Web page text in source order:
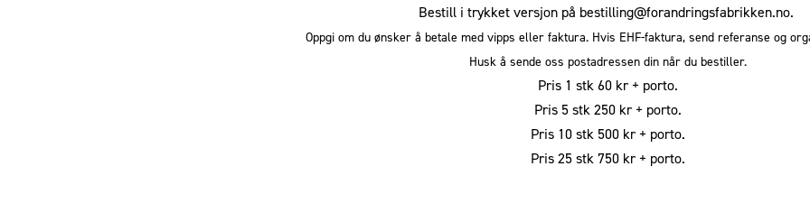
Bestill i trykket versjon på bestilling@forandringsfabrikken.no.
Oppgi om du ønsker å betale med vipps eller faktura. Hvis EHF-faktura, send referanse og
Husk å sende oss postadressen din når du bestiller.
Pris 1 stk 60 kr + porto.
Pris 5 stk 250 kr + porto.
Pris 10 stk 500 kr + porto.
Pris 25 stk 750 kr + porto.